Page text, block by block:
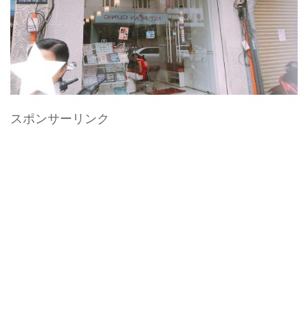
スポンサーリンク